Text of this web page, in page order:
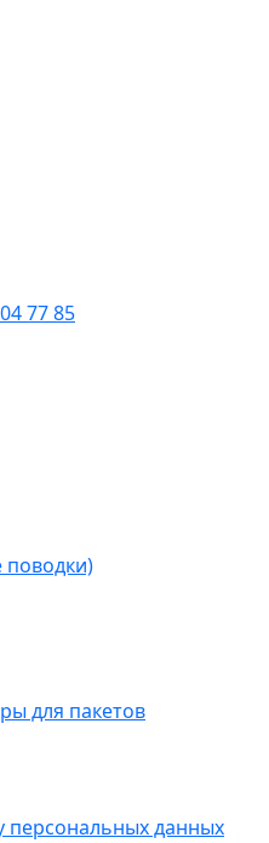
77 85
поводки)
для пакетов
персональных данных